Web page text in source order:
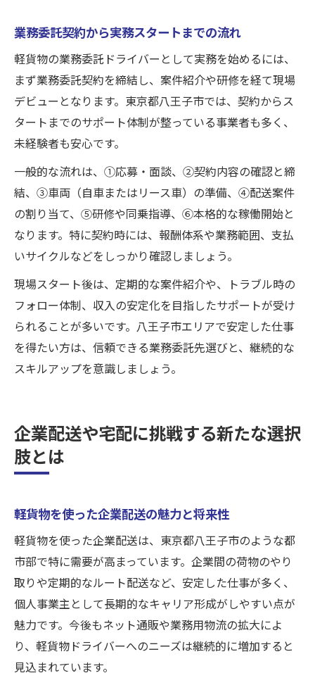
業務委託契約から実務スタートまでの流れ
軽貨物の業務委託ドライバーとして実務を始めるには、
まず業務委託契約を締結し、案件紹介や研修を経て現場
デビューとなります。東京都八王子市では、契約からス
タートまでのサポート体制が整っている事業者も多く、
未経験者も安心です。
一般的な流れは、①応募・面談、②契約内容の確認と締
結、③車両（自車またはリース車）の準備、④配送案件
の割り当て、⑤研修や同乗指導、⑥本格的な稼働開始と
なります。特に契約時には、報酬体系や業務範囲、支払
いサイクルなどをしっかり確認しましょう。
現場スタート後は、定期的な案件紹介や、トラブル時の
フォロー体制、収入の安定化を目指したサポートが受け
られることが多いです。八王子市エリアで安定した仕事
を得たい方は、信頼できる業務委託先選びと、継続的な
スキルアップを意識しましょう。
企業配送や宅配に挑戦する新たな選択
肢とは
軽貨物を使った企業配送の魅力と将来性
軽貨物を使った企業配送は、東京都八王子市のような都
市部で特に需要が高まっています。企業間の荷物のやり
取りや定期的なルート配送など、安定した仕事が多く、
個人事業主として長期的なキャリア形成がしやすい点が
魅力です。今後もネット通販や業務用物流の拡大によ
り、軽貨物ドライバーへのニーズは継続的に増加すると
見込まれています。